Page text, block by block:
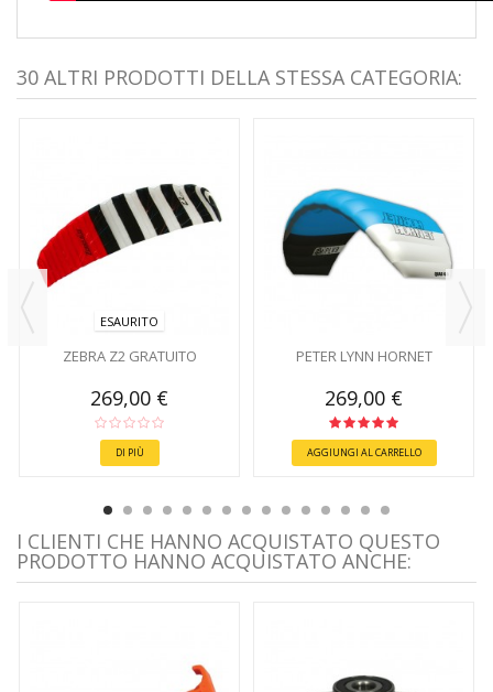
30 ALTRI PRODOTTI DELLA STESSA CATEGORIA:
ESAURITO
ZEBRA Z2 GRATUITO
269,00 €
DI PIÙ
PETER LYNN HORNET
269,00 €
AGGIUNGI AL CARRELLO
I CLIENTI CHE HANNO ACQUISTATO QUESTO
PRODOTTO HANNO ACQUISTATO ANCHE: